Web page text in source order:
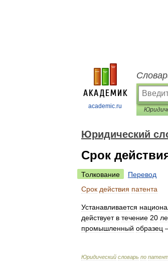
academic.ru
Юридический
Срок
Толкование
Перевод
Срок действия патента
Устанавливается
действует в течение 20
промышленный образец
Юридический словарь по